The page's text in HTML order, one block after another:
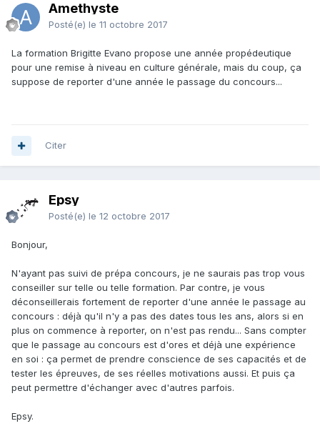
Amethyste
Posté(e) le 11 octobre 2017
La formation Brigitte Evano propose une année propédeutique
pour une remise à niveau en culture générale, mais du coup, ça
suppose de reporter d'une année le passage du concours...
Citer
Epsy
Posté(e) le 12 octobre 2017
Bonjour,
N'ayant pas suivi de prépa concours, je ne saurais pas trop vous
conseiller sur telle ou telle formation. Par contre, je vous
déconseillerais fortement de reporter d'une année le passage au
concours : déjà qu'il n'y a pas des dates tous les ans, alors si en
plus on commence à reporter, on n'est pas rendu... Sans compter
que le passage au concours est d'ores et déjà une expérience
en soi : ça permet de prendre conscience de ses capacités et de
tester les épreuves, de ses réelles motivations aussi. Et puis ça
peut permettre d'échanger avec d'autres parfois.
Epsy.